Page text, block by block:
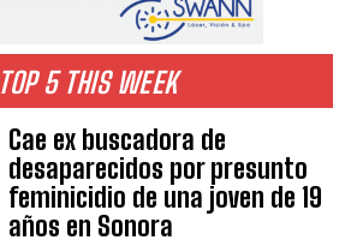
TOP 5 THIS WEEK
Cae ex buscadora de
desaparecidos por presunto
feminicidio de una joven de 19
años en Sonora